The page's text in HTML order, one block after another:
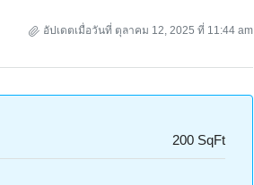
อัปเดตเมื่อวันที่ ตุลาคม 12, 2025 ที่ 11:44 am
200 SqFt